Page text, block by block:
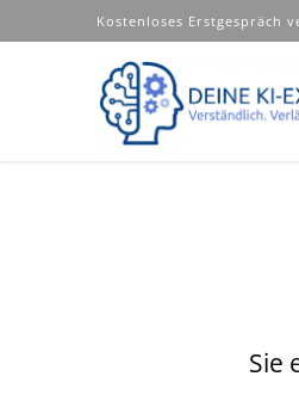
Kostenloses Erstgespräch
Sie